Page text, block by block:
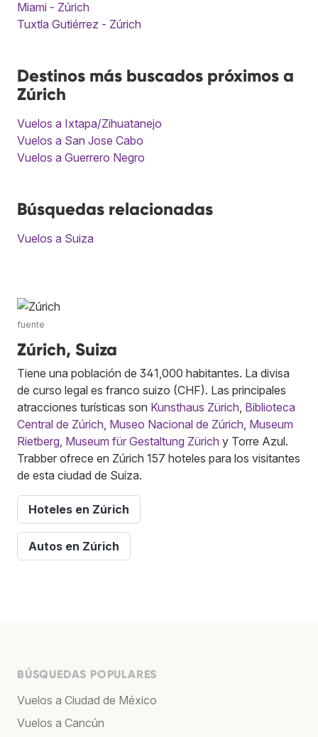
Miami - Zúrich
Tuxtla Gutiérrez - Zúrich
Destinos más buscados próximos a
Zúrich
Vuelos a Ixtapa/Zihuatanejo
Vuelos a San Jose Cabo
Vuelos a Guerrero Negro
Búsquedas relacionadas
Vuelos a Suiza
fuente
Zúrich, Suiza
Tiene una población de 341,000 habitantes. La divisa
de curso legal es franco suizo (CHF). Las principales
atracciones turísticas son Kunsthaus Zürich Biblioteca
Central de Zúrich Museo Nacional de Zúrich Museum
Rietberg Museum für Gestaltung Zürich y Torre Azul.
Trabber ofrece en Zúrich 157 hoteles para los visitantes
de esta ciudad de Suiza.
Hoteles en Zúrich
Autos en Zúrich
BÚSQUEDAS POPULARES
Vuelos a Ciudad de México
Vuelos a Cancún